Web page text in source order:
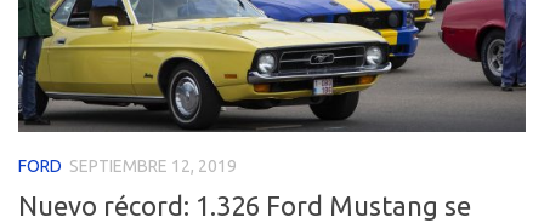
FORD SEPTIEMBRE 12, 2019
Nuevo récord: 1.326 Ford Mustang se